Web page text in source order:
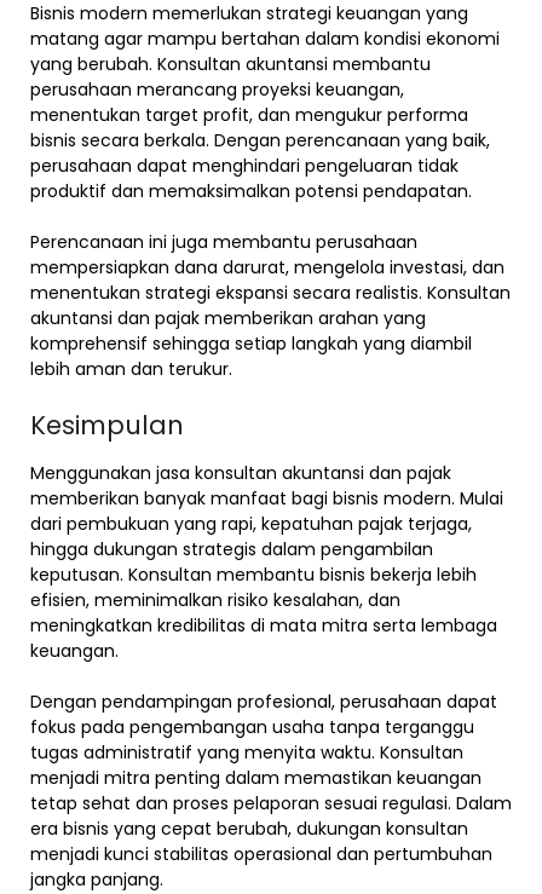
Bisnis modern memerlukan strategi keuangan yang
matang agar mampu bertahan dalam kondisi ekonomi
yang berubah. Konsultan akuntansi membantu
perusahaan merancang proyeksi keuangan,
menentukan target profit, dan mengukur performa
bisnis secara berkala. Dengan perencanaan yang baik,
perusahaan dapat menghindari pengeluaran tidak
produktif dan memaksimalkan potensi pendapatan.
Perencanaan ini juga membantu perusahaan
mempersiapkan dana darurat, mengelola investasi, dan
menentukan strategi ekspansi secara realistis. Konsultan
akuntansi dan pajak memberikan arahan yang
komprehensif sehingga setiap langkah yang diambil
lebih aman dan terukur.
Kesimpulan
Menggunakan jasa konsultan akuntansi dan pajak
memberikan banyak manfaat bagi bisnis modern. Mulai
dari pembukuan yang rapi, kepatuhan pajak terjaga,
hingga dukungan strategis dalam pengambilan
keputusan. Konsultan membantu bisnis bekerja lebih
efisien, meminimalkan risiko kesalahan, dan
meningkatkan kredibilitas di mata mitra serta lembaga
keuangan.
Dengan pendampingan profesional, perusahaan dapat
fokus pada pengembangan usaha tanpa terganggu
tugas administratif yang menyita waktu. Konsultan
menjadi mitra penting dalam memastikan keuangan
tetap sehat dan proses pelaporan sesuai regulasi. Dalam
era bisnis yang cepat berubah, dukungan konsultan
menjadi kunci stabilitas operasional dan pertumbuhan
jangka panjang.